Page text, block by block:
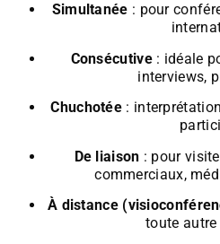
Simultanée : pour
Consécutive: idéale
interviews,
Chuchotée :
De liaison : pour
commerciaux,
À distance
toute